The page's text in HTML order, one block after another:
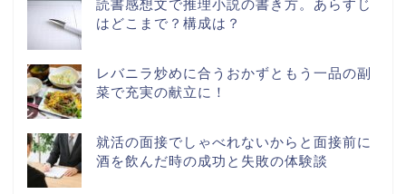
読書感想文で推理小説の書き方。あらすじ
はどこまで？構成は？
レバニラ炒めに合うおかずともう一品の副
菜で充実の献立に！
就活の面接でしゃべれないからと面接前に
酒を飲んだ時の成功と失敗の体験談